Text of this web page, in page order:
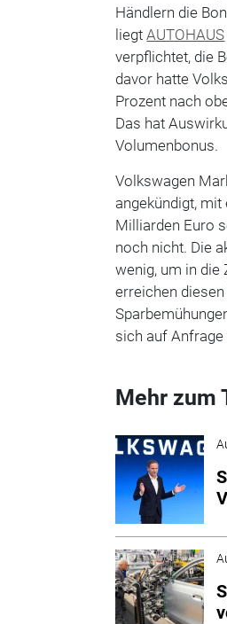
Händlern die
liegtAUTOHAUS
verpflichtet, die
davor hatte
Prozent nach
Das hat
Volumenbonus.
Volkswagen
angekündigt,
Milliarden Euro
noch nicht. Die
wenig, um in die
erreichen
sich auf Anfrage
Mehr zum